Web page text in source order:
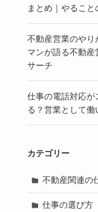
まとめ｜やること
不動産営業のやり
マンが語る不動産
サーチ
仕事の電話対応が
る？営業として働
カテゴリー
不動産関連の
仕事の選び方